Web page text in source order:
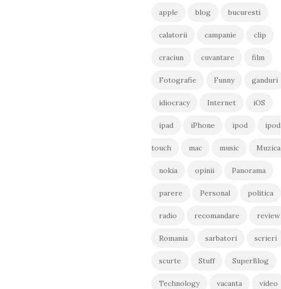
apple blog bucuresti
calatorii campanie clip
craciun cuvantare film
Fotografie Funny ganduri
idiocracy Internet iOS
ipad iPhone ipod ipod
touch mac music Muzica
nokia opinii Panorama
parere Personal politica
radio recomandare review
Romania sarbatori scrieri
scurte Stuff SuperBlog
Technology vacanta video